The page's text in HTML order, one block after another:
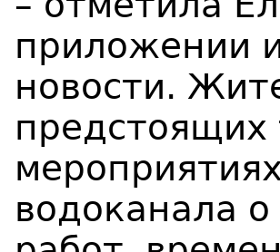
приложении
новости.
предстоящих
водоканала